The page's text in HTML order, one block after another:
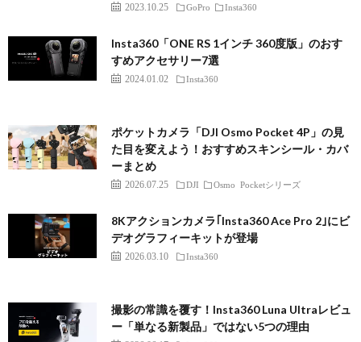
2023.10.25 GoPro Insta360
Insta360「ONE RS 1インチ 360度版」のおす
すめアクセサリー7選
2024.01.02 Insta360
ポケットカメラ「DJI Osmo Pocket 4P」の見
た目を変えよう！おすすめスキンシール・カバ
ーまとめ
2026.07.25 DJI Osmo Pocketシリーズ
8Kアクションカメラ｢Insta360 Ace Pro 2｣にビ
デオグラフィーキットが登場
2026.03.10 Insta360
撮影の常識を覆す！Insta360 Luna Ultraレビュ
ー「単なる新製品」ではない5つの理由